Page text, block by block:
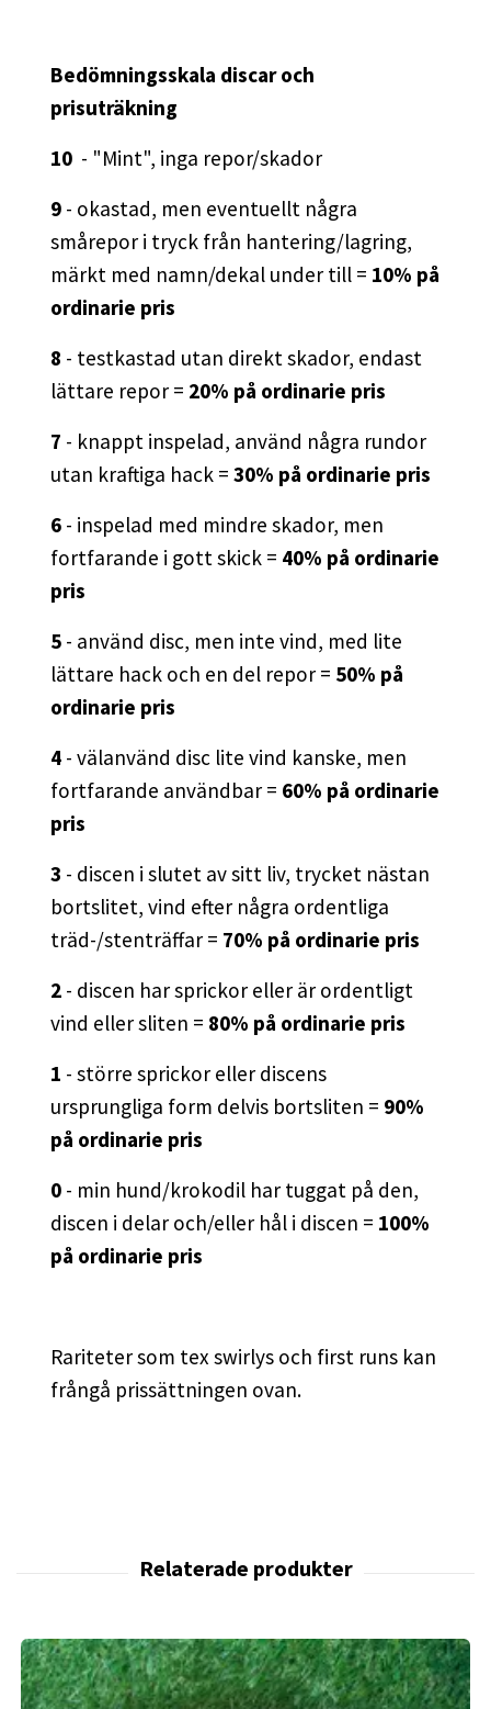
Bedömningsskala discar och
prisuträkning
10 - "Mint", inga repor/skador
9 - okastad, men eventuellt några
smårepor i tryck från hantering/lagring,
märkt med namn/dekal under till = 10% på
ordinarie pris
8 - testkastad utan direkt skador, endast
lättare repor = 20% på ordinarie pris
7 - knappt inspelad, använd några rundor
utan kraftiga hack = 30% på ordinarie pris
6 - inspelad med mindre skador, men
fortfarande i gott skick = 40% på ordinarie
pris
5 - använd disc, men inte vind, med lite
lättare hack och en del repor = 50% på
ordinarie pris
4 - välanvänd disc lite vind kanske, men
fortfarande användbar = 60% på ordinarie
pris
3 - discen i slutet av sitt liv, trycket nästan
bortslitet, vind efter några ordentliga
träd-/stenträffar = 70% på ordinarie pris
2 - discen har sprickor eller är ordentligt
vind eller sliten = 80% på ordinarie pris
1 - större sprickor eller discens
ursprungliga form delvis bortsliten = 90%
på ordinarie pris
0 - min hund/krokodil har tuggat på den,
discen i delar och/eller hål i discen = 100%
på ordinarie pris
Rariteter som tex swirlys och first runs kan
frångå prissättningen ovan.